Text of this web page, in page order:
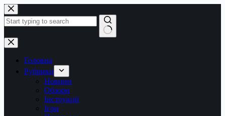
Перейти
до
вмісту
Немає
результатів
Головна
Рубрики
Новини
Обзори
Інструкції
Ігри